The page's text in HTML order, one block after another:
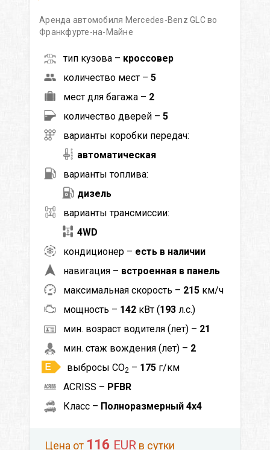
Аренда автомобиля Mercedes-Benz GLC во
Франкфурте-на-Майне
тип кузова – кроссовер
количество мест – 5
мест для багажа – 2
количество дверей – 5
варианты коробки передач:
автоматическая
варианты топлива:
дизель
варианты трансмиссии:
4WD
кондиционер – есть в наличии
навигация – встроенная в панель
максимальная скорость – 215 км/ч
мощность – 142 кВт (193 л.с.)
мин. возраст водителя (лет) – 21
мин. стаж вождения (лет) – 2
выбросы CO2 – 175 г/км
ACRISS – PFBR
Класс – Полноразмерный 4x4
Цена от 116 EUR в сутки